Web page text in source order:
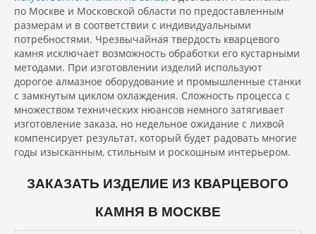
по Москве и Московской области по предоставленным
размерам и в соответствии с индивидуальными
потребностями. Чрезвычайная твердость кварцевого
камня исключает возможность обработки его кустарными
методами. При изготовлении изделий используют
дорогое алмазное оборудование и промышленные станки
с замкнутым циклом охлаждения. Сложность процесса с
множеством технических нюансов немного затягивает
изготовление заказа, но недельное ожидание с лихвой
компенсирует результат, который будет радовать многие
годы изысканным, стильным и роскошным интерьером.
ЗАКАЗАТЬ ИЗДЕЛИЕ ИЗ КВАРЦЕВОГО
КАМНЯ В МОСКВЕ